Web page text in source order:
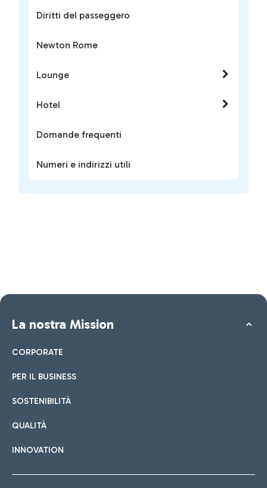
Diritti del passeggero
Newton Rome
Lounge
Hotel
Domande frequenti
Numeri e indirizzi utili
La nostra Mission
CORPORATE
PER IL BUSINESS
SOSTENIBILITÀ
QUALITÀ
INNOVATION